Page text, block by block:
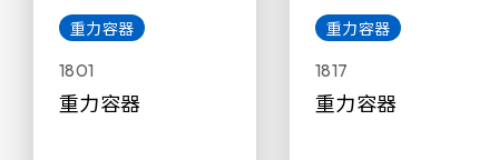
重力容器
1801
重力容器
重力容器
1817
重力容器